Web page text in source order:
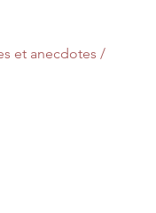
et anecdotes /